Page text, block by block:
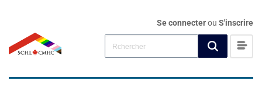
Se connecterou S'inscrire